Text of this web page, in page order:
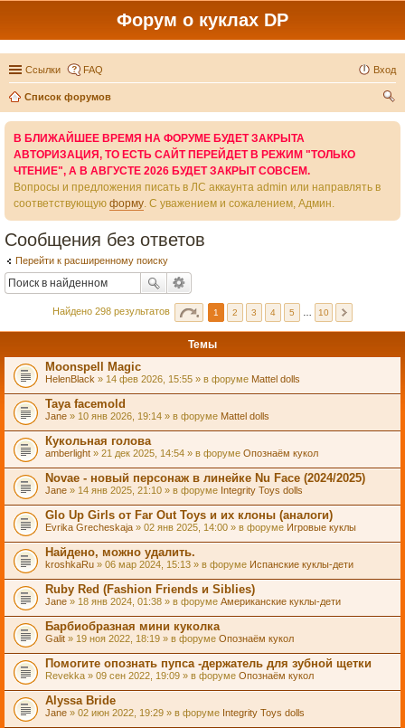
Форум о куклах DP
Ссылки FAQ Вход
Список форумов
В БЛИЖАЙШЕЕ ВРЕМЯ НА ФОРУМЕ БУДЕТ ЗАКРЫТА
АВТОРИЗАЦИЯ, ТО ЕСТЬ САЙТ ПЕРЕЙДЕТ В РЕЖИМ "ТОЛЬКО
ЧТЕНИЕ", А В АВГУСТЕ 2026 БУДЕТ ЗАКРЫТ СОВСЕМ.
Вопросы и предложения писать в ЛС аккаунта admin или направлять в
соответствующую форму. С уважением и сожалением, Админ.
Сообщения без ответов
Перейти к расширенному поиску
Найдено 298 результатов 1 2 3 4 5 10
Темы
Moonspell Magic
HelenBlack » 14 фев 2026, 15:55 » в форуме Mattel dolls
Taya facemold
Jane » 10 янв 2026, 19:14 » в форуме Mattel dolls
Кукольная голова
amberlight » 21 дек 2025, 14:54 » в форуме Опознаём кукол
Novae - новый персонаж в линейке Nu Face (2024/2025)
Jane » 14 янв 2025, 21:10 » в форуме Integrity Toys dolls
Glo Up Girls от Far Out Toys и их клоны (аналоги)
Evrika Grecheskaja » 02 янв 2025, 14:00 » в форуме Игровые куклы
Найдено, можно удалить.
kroshkaRu » 06 мар 2024, 15:13 » в форуме Испанские куклы-дети
Ruby Red (Fashion Friends и Siblies)
Jane » 18 янв 2024, 01:38 » в форуме Американские куклы-дети
Барбиобразная мини куколка
Galit » 19 ноя 2022, 18:19 » в форуме Опознаём кукол
Помогите опознать пупса -держатель для зубной щетки
Revekka » 09 сен 2022, 19:09 » в форуме Опознаём кукол
Alyssa Bride
Jane » 02 июн 2022, 19:29 » в форуме Integrity Toys dolls